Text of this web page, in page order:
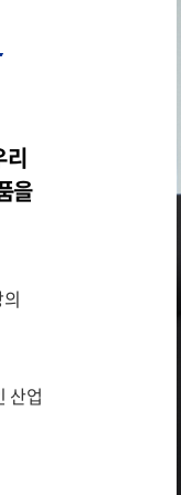
리
을
산업